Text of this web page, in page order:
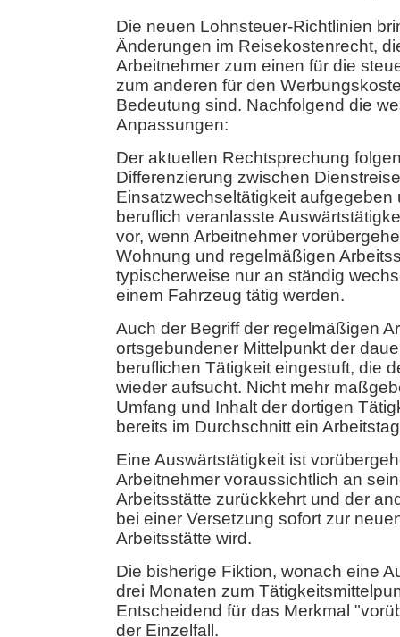
Die neuen Lohnsteuer-Richtlinien
Änderungen im Reisekostenrecht,
Arbeitnehmer zum einen für die
zum anderen für den
Bedeutung sind. Nachfolgend die
Anpassungen:
Der aktuellen Rechtsprechung
Differenzierung zwischen
Einsatzwechseltätigkeit aufgegeben
beruflich veranlasste
vor, wenn Arbeitnehmer
Wohnung und regelmäßigen
typischerweise nur an ständig
einem Fahrzeug tätig werden.
Auch der Begriff der regelmäßigen
ortsgebundener Mittelpunkt der
beruflichen Tätigkeit eingestuft, die
wieder aufsucht. Nicht mehr
Umfang und Inhalt der dortigen
bereits im Durchschnitt ein
Eine Auswärtstätigkeit ist
Arbeitnehmer voraussichtlich an
Arbeitsstätte zurückkehrt und der
bei einer Versetzung sofort zur
Arbeitsstätte wird.
Die bisherige Fiktion, wonach eine
drei Monaten zum
Entscheidend für das Merkmal
der Einzelfall.